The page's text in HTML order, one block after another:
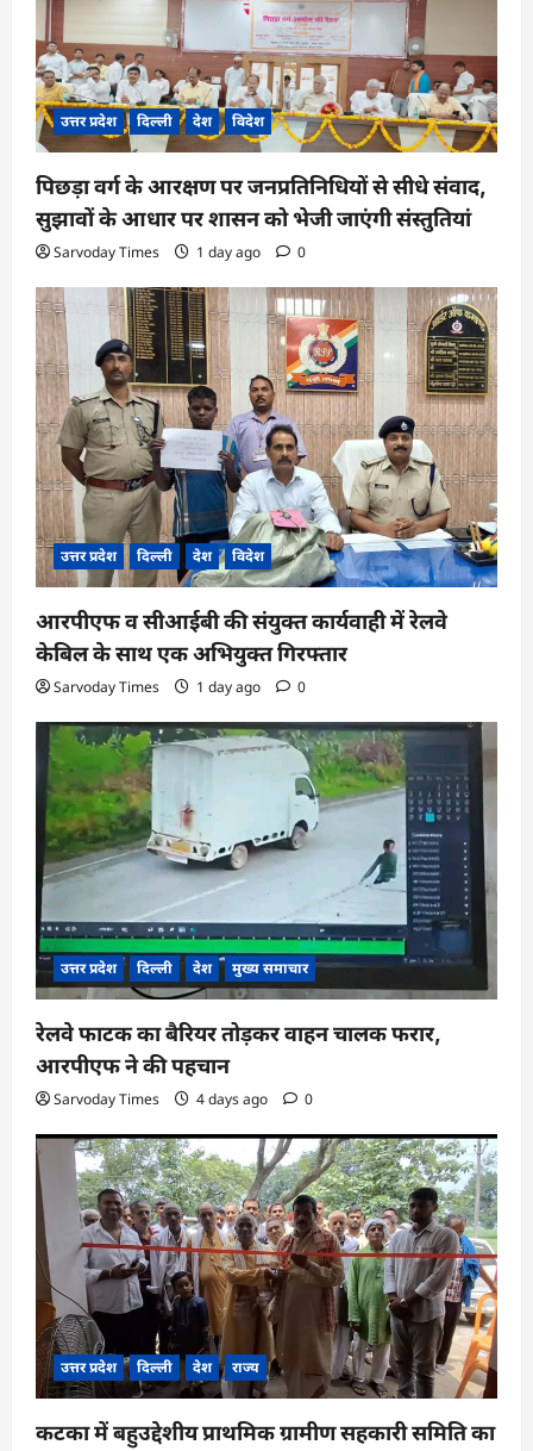
उत्तर प्रदेश दिल्ली देश विदेश
पिछड़ा वर्ग के आरक्षण पर जनप्रतिनिधियों से सीधे संवाद,
सुझावों के आधार पर शासन को भेजी जाएंगी संस्तुतियां
Sarvoday Times 1 day ago 0
उत्तर प्रदेश दिल्ली देश विदेश
आरपीएफ व सीआईबी की संयुक्त कार्यवाही में रेलवे
केबिल के साथ एक अभियुक्त गिरफ्तार
Sarvoday Times 1 day ago 0
उत्तर प्रदेश दिल्ली देश मुख्य समाचार
रेलवे फाटक का बैरियर तोड़कर वाहन चालक फरार,
आरपीएफ ने की पहचान
Sarvoday Times 4 days ago 0
उत्तर प्रदेश दिल्ली देश राज्य
कटका में बहुउद्देशीय प्राथमिक ग्रामीण सहकारी समिति का